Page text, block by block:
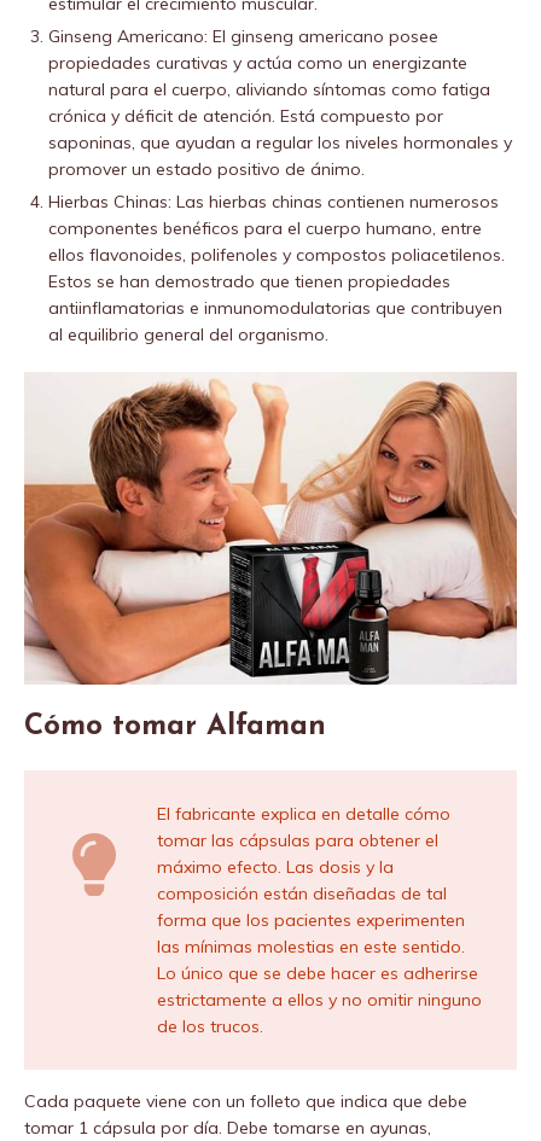
Ginseng Americano: El ginseng americano posee
propiedades curativas y actúa como un energizante
natural para el cuerpo, aliviando síntomas como fatiga
crónica y déficit de atención. Está compuesto por
saponinas, que ayudan a regular los niveles hormonales y
promover un estado positivo de ánimo.
Hierbas Chinas: Las hierbas chinas contienen numerosos
componentes benéficos para el cuerpo humano, entre
ellos flavonoides, polifenoles y compostos poliacetilenos.
Estos se han demostrado que tienen propiedades
antiinflamatorias e inmunomodulatorias que contribuyen
al equilibrio general del organismo.
Cómo tomar Alfaman
El fabricante explica en detalle cómo
tomar las cápsulas para obtener el
máximo efecto. Las dosis y la
composición están diseñadas de tal
forma que los pacientes experimenten
las mínimas molestias en este sentido.
Lo único que se debe hacer es adherirse
estrictamente a ellos y no omitir ninguno
de los trucos.
Cada paquete viene con un folleto que indica que debe
tomar 1 cápsula por día. Debe tomarse en ayunas,